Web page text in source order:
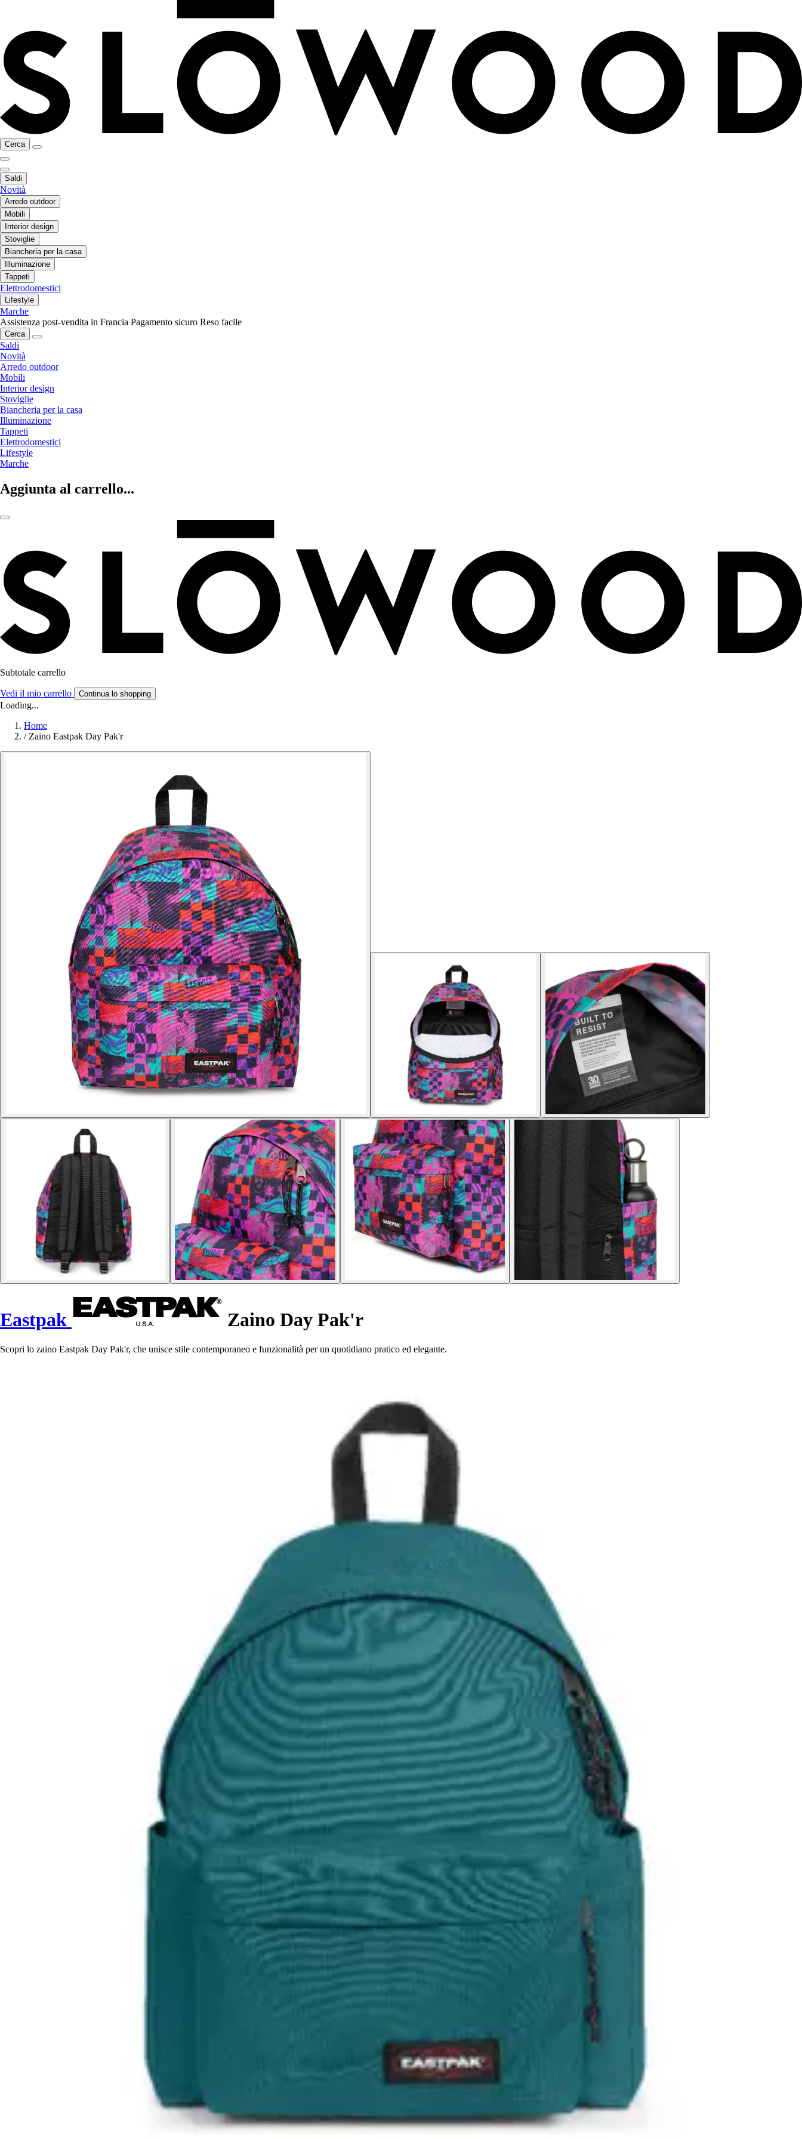
Cerca
Saldi
Novità
Arredo outdoor
Mobili
Interior design
Stoviglie
Biancheria per la casa
Illuminazione
Tappeti
Elettrodomestici
Lifestyle
Marche
Assistenza post-vendita in Francia Pagamento sicuro Reso facile
Cerca
Saldi
Novità
Arredo outdoor
Mobili
Interior design
Stoviglie
Biancheria per la casa
Illuminazione
Tappeti
Elettrodomestici
Lifestyle
Marche
Aggiunta al carrello...
Subtotale carrello
Vedi il mio carrello Continua lo shopping
Loading...
Home
/ Zaino Eastpak Day Pak'r
Eastpak Zaino Day Pak'r
Scopri lo zaino Eastpak Day Pak'r, che unisce stile contemporaneo e funzionalità per un quotidiano pratico ed elegante.